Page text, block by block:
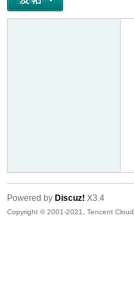
Powered by Discuz! X3.4
Copyright © 2001-2021, Tencent Cloud.